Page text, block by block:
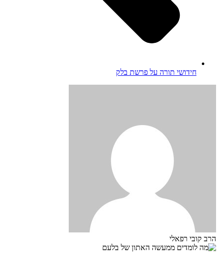
חידושי תורה על פרשת בלק
הרב קובי רפאלי